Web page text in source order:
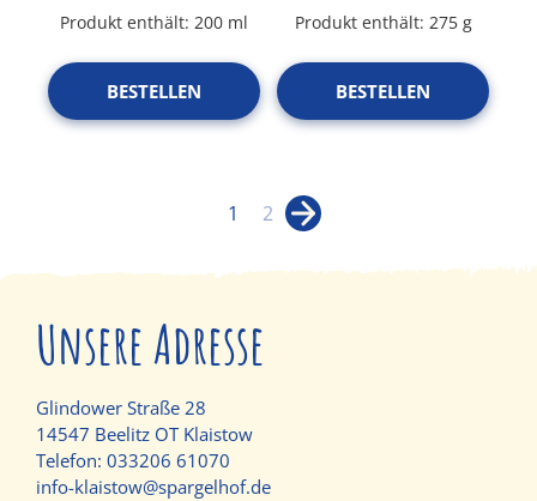
Produkt enthält: 200 ml
BESTELLEN
Produkt enthält: 275 g
BESTELLEN
1 2 →
Unsere Adresse
Glindower Straße 28
14547 Beelitz OT Klaistow
Telefon: 033206 61070
info-klaistow@spargelhof.de